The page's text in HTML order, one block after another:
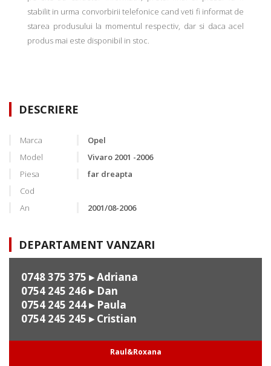
stabilit in urma convorbirii telefonice cand veti fi informat de
starea produsului la momentul respectiv, dar si daca acel
produs mai este disponibil in stoc.
DESCRIERE
Marca
Opel
Model
Vivaro 2001 -2006
Piesa
far dreapta
Cod
An
2001/08-2006
DEPARTAMENT VANZARI
0748 375 375 ▸ Adriana
0754 245 246▸ Dan
0754 245 244▸ Paula
0754 245 245 ▸ Cristian
Raul&Roxana